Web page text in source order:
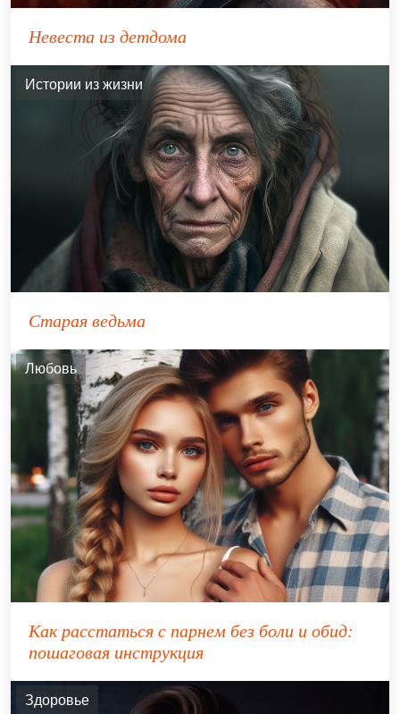
Невеста из детдома
Истории из жизни
Старая ведьма
Любовь
Как расстаться с парнем без боли и обид:
пошаговая инструкция
Здоровье